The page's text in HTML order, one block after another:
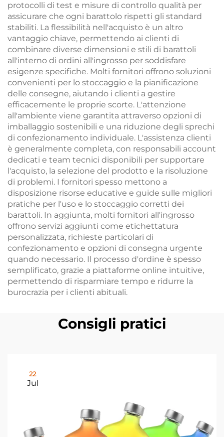
protocolli di test e misure di controllo qualità per
assicurare che ogni barattolo rispetti gli standard
stabiliti. La flessibilità nell'acquisto è un altro
vantaggio chiave, permettendo ai clienti di
combinare diverse dimensioni e stili di barattoli
all'interno di ordini all'ingrosso per soddisfare
esigenze specifiche. Molti fornitori offrono soluzioni
convenienti per lo stoccaggio e la pianificazione
delle consegne, aiutando i clienti a gestire
efficacemente le proprie scorte. L'attenzione
all'ambiente viene garantita attraverso opzioni di
imballaggio sostenibili e una riduzione degli sprechi
di confezionamento individuale. L'assistenza clienti
è generalmente completa, con responsabili account
dedicati e team tecnici disponibili per supportare
l'acquisto, la selezione del prodotto e la risoluzione
di problemi. I fornitori spesso mettono a
disposizione risorse educative e guide sulle migliori
pratiche per l'uso e lo stoccaggio corretti dei
barattoli. In aggiunta, molti fornitori all'ingrosso
offrono servizi aggiunti come etichettatura
personalizzata, richieste particolari di
confezionamento e opzioni di consegna urgente
quando necessario. Il processo d'ordine è spesso
semplificato, grazie a piattaforme online intuitive,
permettendo di risparmiare tempo e ridurre la
burocrazia per i clienti abituali.
Consigli pratici
22
Jul